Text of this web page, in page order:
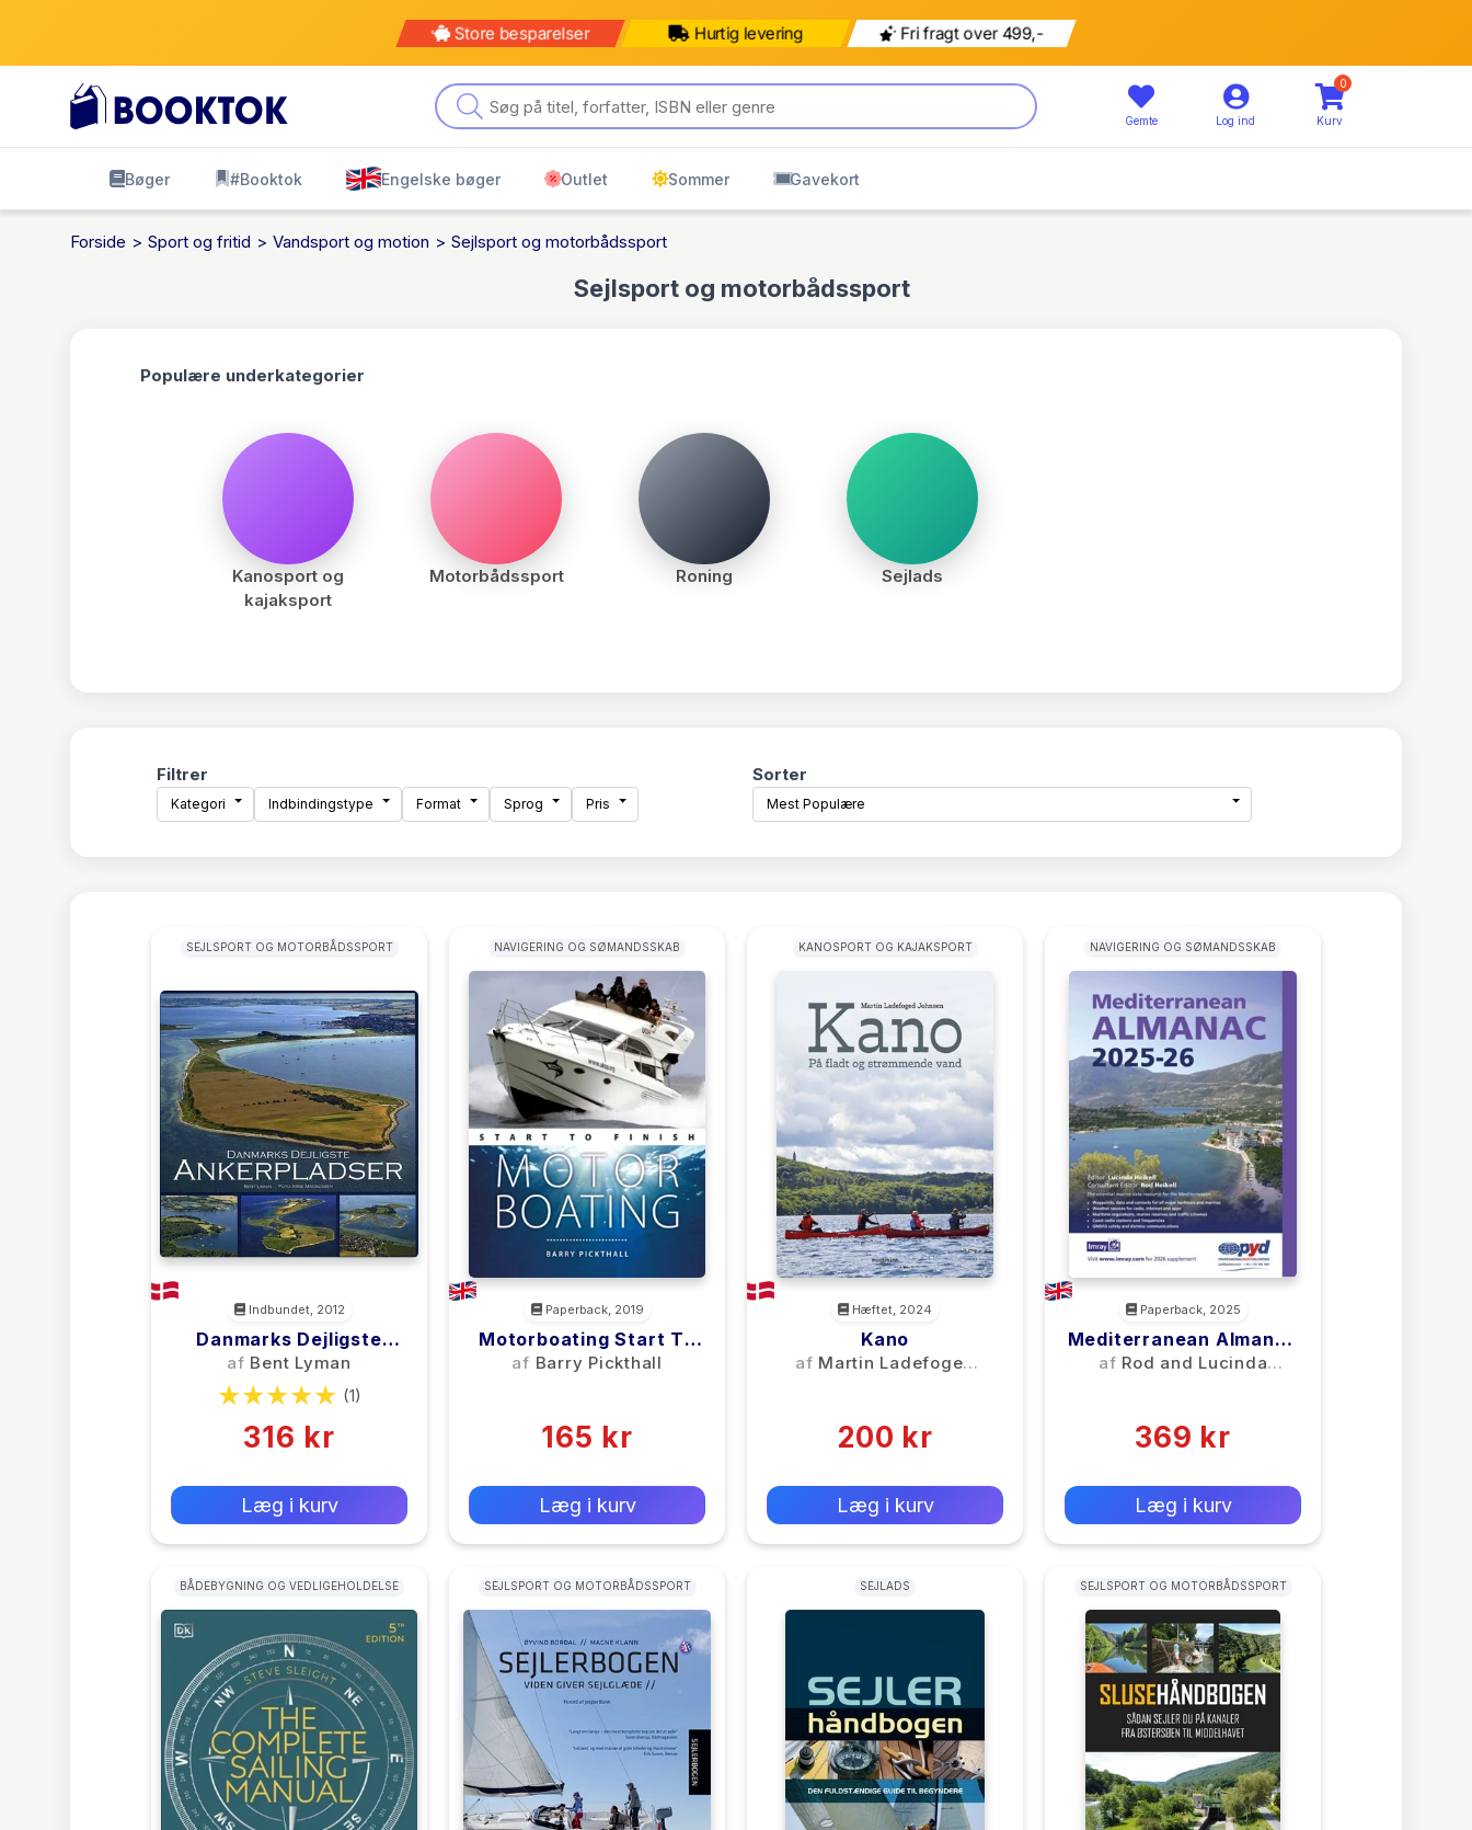
levering til pakkeshop
Gemte Log ind
0
Kurv
Bøger #Booktok Engelske bøger Outlet Sommer Gavekort
Forside Sport og fritid Vandsport og motion Sejlsport og motorbådssport
Sejlsport og motorbådssport
Populære underkategorier
Kanosport og
kajaksport
Motorbådssport Roning Sejlads
Filtrer
Kategori Indbindingstype Format Sprog Pris
Sorter
Mest Populære
SEJLSPORT OG MOTORBÅDSSPORT
Indbundet, 2012
Danmarks Dejligste
Ankerpladser
af Bent Lyman
(1)
316 kr
Læg i kurv
NAVIGERING OG SØMANDSSKAB
Paperback, 2019
Motorboating Start To
Finish
af Barry Pickthall
165 kr
Læg i kurv
KANOSPORT OG KAJAKSPORT
Hæftet, 2024
Kano
af Martin Ladefoged
200 kr
Læg i kurv
NAVIGERING OG SØMANDSSKAB
Paperback, 2025
Mediterranean Almanac
2025/26
af Rod and Lucinda
369 kr
Læg i kurv
BÅDEBYGNING OG VEDLIGEHOLDELSE SEJLSPORT OG MOTORBÅDSSPORT SEJLADS SEJLSPORT OG MOTORBÅDSSPORT